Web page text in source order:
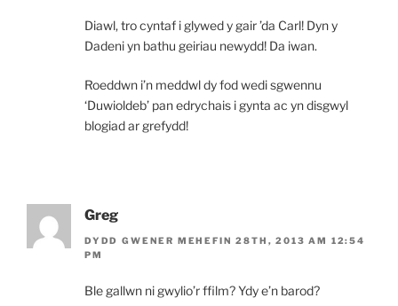
Diawl, tro cyntaf i glywed y gair ’da Carl! Dyn y
Dadeni yn bathu geiriau newydd! Da iwan.
Roeddwn i’n meddwl dy fod wedi sgwennu
‘Duwioldeb’ pan edrychais i gynta ac yn disgwyl
blogiad ar grefydd!
Greg
DYDD GWENER MEHEFIN 28TH, 2013 AM 12:54
PM
Ble gallwn ni gwylio’r ffilm? Ydy e’n barod?